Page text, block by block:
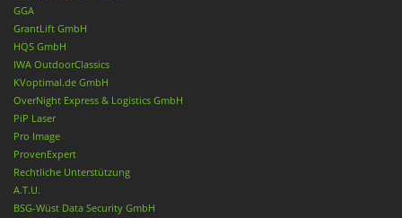
GGA
GrantLift GmbH
HQS GmbH
IWA OutdoorClassics
KVoptimal.de GmbH
OverNight Express & Logistics GmbH
PiP Laser
Pro Image
ProvenExpert
Rechtliche Unterstützung
A.T.U.
BSG-Wüst Data Security GmbH